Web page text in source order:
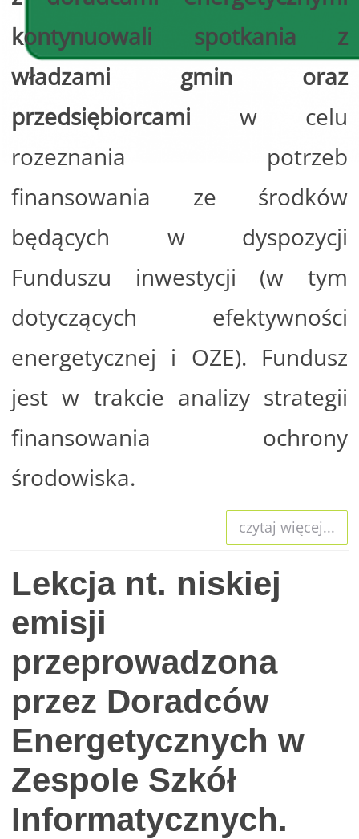
kontynuowali spotkania z
władzami gmin oraz
przedsiębiorcami w celu
rozeznania potrzeb
finansowania ze środków
będących w dyspozycji
Funduszu inwestycji (w tym
dotyczących efektywności
energetycznej i OZE). Fundusz
jest w trakcie analizy strategii
finansowania ochrony
środowiska.
czytaj więcej...
Lekcja nt. niskiej
emisji
przeprowadzona
przez Doradców
Energetycznych w
Zespole Szkół
Informatycznych.